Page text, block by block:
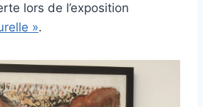
lors de l’exposition
».